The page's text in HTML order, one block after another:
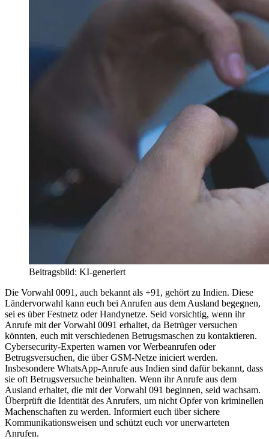
Beitragsbild: KI-generiert
Die Vorwahl 0091, auch bekannt als +91, gehört zu Indien. Diese
Ländervorwahl kann euch bei Anrufen aus dem Ausland begegnen,
sei es über Festnetz oder Handynetze. Seid vorsichtig, wenn ihr
Anrufe mit der Vorwahl 0091 erhaltet, da Betrüger versuchen
könnten, euch mit verschiedenen Betrugsmaschen zu kontaktieren.
Cybersecurity-Experten warnen vor Werbeanrufen oder
Betrugsversuchen, die über GSM-Netze iniciert werden.
Insbesondere WhatsApp-Anrufe aus Indien sind dafür bekannt, dass
sie oft Betrugsversuche beinhalten. Wenn ihr Anrufe aus dem
Ausland erhaltet, die mit der Vorwahl 091 beginnen, seid wachsam.
Überprüft die Identität des Anrufers, um nicht Opfer von kriminellen
Machenschaften zu werden. Informiert euch über sichere
Kommunikationsweisen und schützt euch vor unerwarteten
Anrufen.